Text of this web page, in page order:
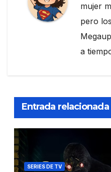
mujer
pero
a
Entrada relacionada
SERIES DE TV